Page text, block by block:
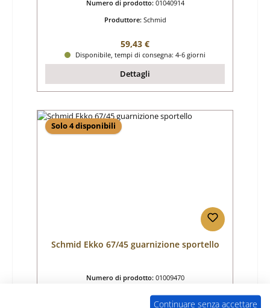
Numero di prodotto: 01040914
Produttore: Schmid
Prezzo normale:
59,43 €
Disponibile, tempi di consegna: 4-6 giorni
Dettagli
Solo 4 disponibili
Schmid Ekko 67/45 guarnizione sportello
Numero di prodotto: 01009470
Schmid
Continuare senza accettare